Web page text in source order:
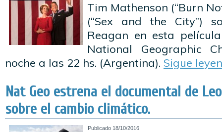
Tim Mathenson (“Burn
(“Sex and the City”)
Reagan en esta
National Geographic
noche a las 22 hs. (Argentina). Sigue
Nat Geo estrena el documental de
sobre el cambio climático.
Publicado 18/10/2016